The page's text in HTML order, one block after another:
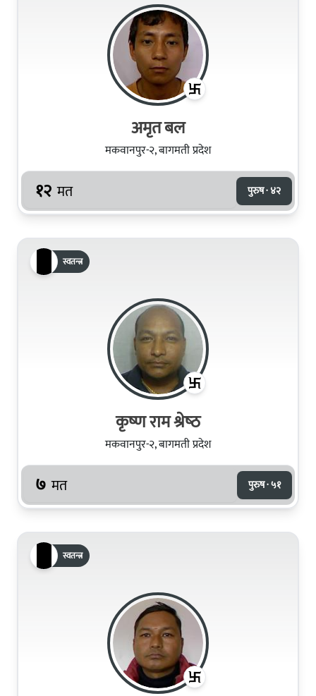
अमृत बल
मकवानपुर-२, बागमती प्रदेश
१२ मत पुरुष · ४२
स्वतन्त्र
कृष्‍ण राम श्रेष्‍ठ
मकवानपुर-२, बागमती प्रदेश
७ मत पुरुष · ५१
स्वतन्त्र